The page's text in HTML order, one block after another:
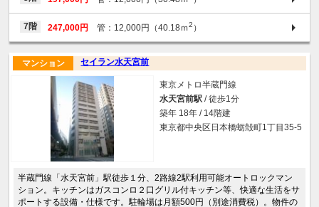
7階 247,000円 管：12,000円（40.18ｍ2 ）
セイラン水天宮前
マンション
東京メトロ半蔵門線
水天宮前駅 / 徒歩1分
築年 18年 / 14階建
東京都中央区日本橋蛎殻町1丁目35-5
半蔵門線「水天宮前」駅徒歩１分、2路線2駅利用可能オートロックマン
ション。キッチンはガスコンロ２口グリル付キッチン等、快適な生活をサ
ポートする設備・仕様です。駐輪場は月額500円（別途消費税）。物件の